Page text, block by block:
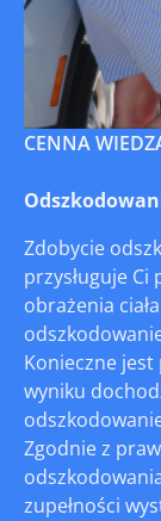
CENNA
Zdobycie
przysługuje
obrażenia
Konieczne
wyniku
Zgodnie z
zupełności